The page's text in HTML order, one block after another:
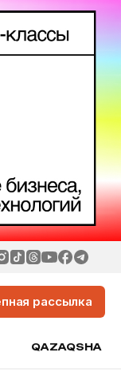
рассылка
QAZAQSHA